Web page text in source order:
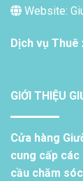
Website:
Dịch vụ Thuê
GIỚI THIỆU
Cửa hàng
cung cấp các
cầu chăm